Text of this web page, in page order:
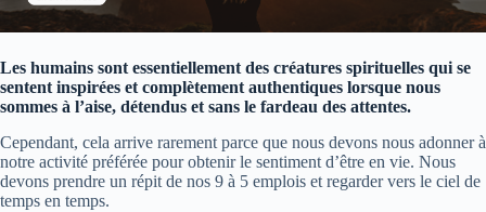
Les humains sont essentiellement des créatures spirituelles qui se
sentent inspirées et complètement authentiques lorsque nous
sommes à l’aise, détendus et sans le fardeau des attentes.
Cependant, cela arrive rarement parce que nous devons nous adonner à
notre activité préférée pour obtenir le sentiment d’être en vie. Nous
devons prendre un répit de nos 9 à 5 emplois et regarder vers le ciel de
temps en temps.